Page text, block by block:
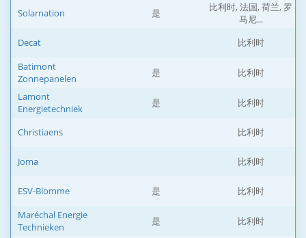
Solarnation 是
比利时, 法国, 荷兰, 罗
马尼...
Decat
比利时
Batimont
Zonnepanelen
是
比利时
Lamont
Energietechniek
是 比利时
Christiaens 比利时
Joma 比利时
ESV-Blomme 是
比利时
Maréchal Energie
Technieken
是
比利时